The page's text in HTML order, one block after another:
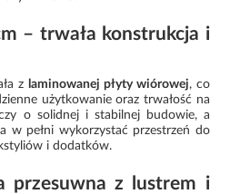
– trwała konstrukcja i
z laminowanej płyty wiórowej, co
użytkowanie oraz trwałość na
o solidnej i stabilnej budowie, a
w pełni wykorzystać przestrzeń do
i dodatków.
przesuwna z lustrem i